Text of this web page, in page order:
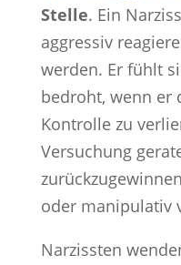
Stelle. Ein
aggressiv
werden. Er fühlt
bedroht, wenn er
Kontrolle zu
Versuchung
oder manipulativ
Narzissten